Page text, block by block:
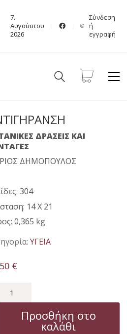
7.
Αυγούστου
2026
Σύνδεση
ή
εγγραφή
ΔΡΑΣΕΙΣ ΚΑΙ
ΔΗΜΟΠΟΥΛΟΣ
304
14 X 21
0,365 kg
ΥΓΕΙΑ
€
Προσθήκη στο
καλάθι